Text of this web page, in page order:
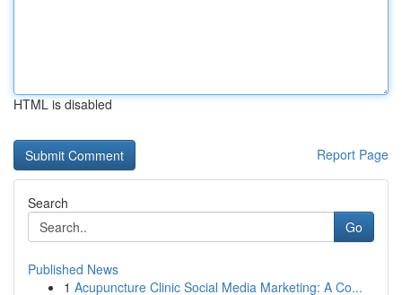
HTML is disabled
Report Page
Search
Go
Published News
1 Acupuncture Clinic Social Media Marketing: A Co...